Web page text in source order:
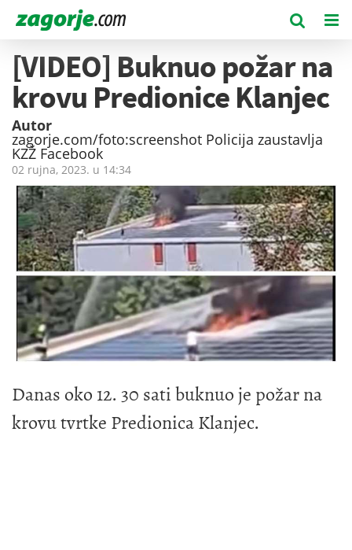
[VIDEO] Buknuo požar na
krovu Predionice Klanjec
Autor
zagorje.com/foto:screenshot Policija zaustavlja
KZŽ Facebook
02 rujna, 2023. u 14:34
Danas oko 12. 30 sati buknuo je požar na
krovu tvrtke Predionica Klanjec.